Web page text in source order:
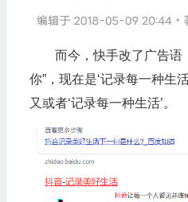
而今，快手改了广告语
你”，现在是‘记录每一种生
又或者‘记录每一种生活’。